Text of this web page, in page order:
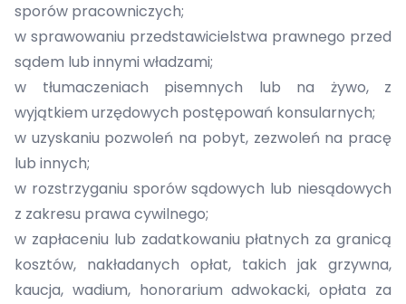
sporów pracowniczych;
w sprawowaniu przedstawicielstwa prawnego przed
sądem lub innymi władzami;
w tłumaczeniach pisemnych lub na żywo, z
wyjątkiem urzędowych postępowań konsularnych;
w uzyskaniu pozwoleń na pobyt, zezwoleń na pracę
lub innych;
w rozstrzyganiu sporów sądowych lub niesądowych
z zakresu prawa cywilnego;
w zapłaceniu lub zadatkowaniu płatnych za granicą
kosztów, nakładanych opłat, takich jak grzywna,
kaucja, wadium, honorarium adwokacki, opłata za